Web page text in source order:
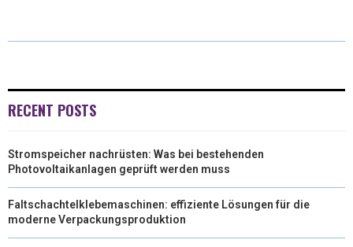
W
E
)
E
K
T
S
K
N
I
RECENT POSTS
Stromspeicher nachrüsten: Was bei bestehenden
Photovoltaikanlagen geprüft werden muss
Faltschachtelklebemaschinen: effiziente Lösungen für die
moderne Verpackungsproduktion